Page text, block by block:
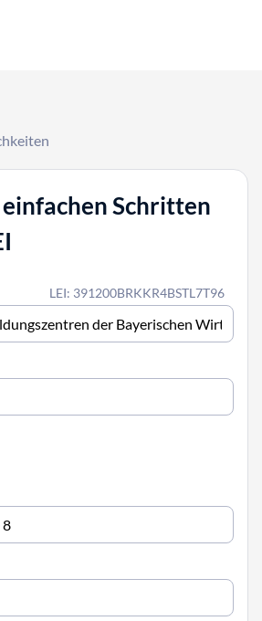
Schritten
LEI: 391200BRKKR4BSTL7T96